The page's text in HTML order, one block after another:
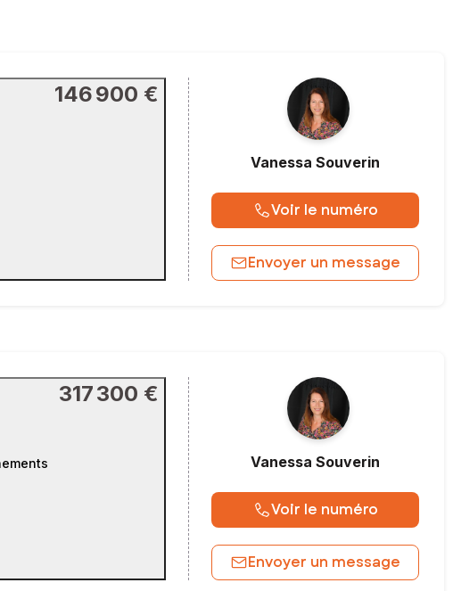
146 900 €
Vanessa Souverin
Voir le numéro
Envoyer un message
317 300 €
Vanessa Souverin
Voir le numéro
Envoyer un message